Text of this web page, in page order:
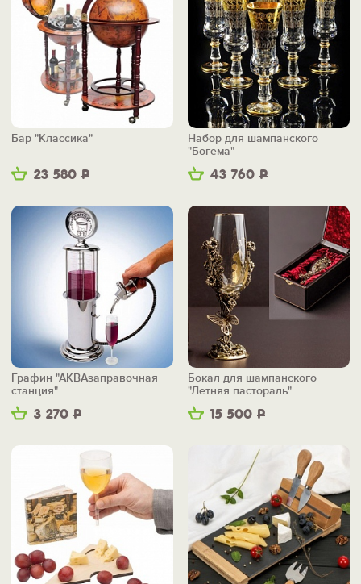
23 580 Р
Бар "Классика"
43 760 Р
Набор для шампанского
"Богема"
3 270 Р
Графин "АКВАзаправочная
станция"
15 500 Р
Бокал для шампанского
"Летняя пастораль"